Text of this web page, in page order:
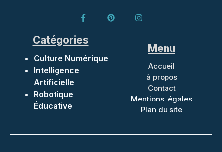
Catégories
Culture Numérique
Intelligence
Artificielle
Robotique
Éducative
Menu
Accueil
à propos
Contact
Mentions légales
Plan du site